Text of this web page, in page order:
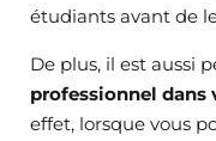
étudiants avant de
De plus, il est aussi
professionnel
effet, lorsque vous